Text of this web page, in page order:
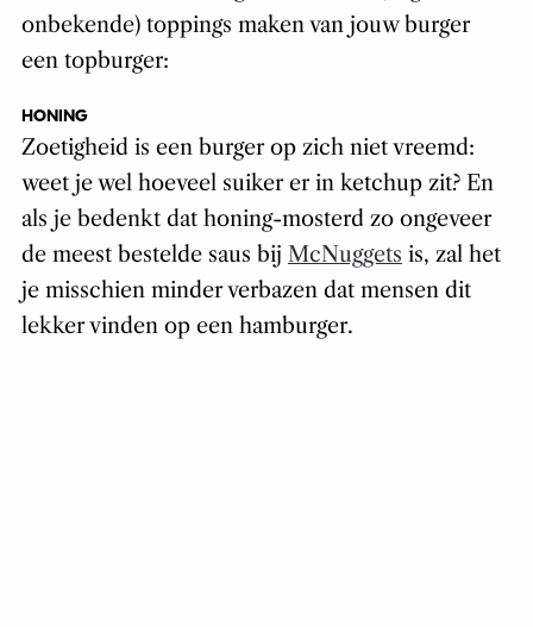
onbekende) toppings maken van jouw burger
een topburger:
HONING
Zoetigheid is een burger op zich niet vreemd:
weet je wel hoeveel suiker er in ketchup zit? En
als je bedenkt dat honing-mosterd zo ongeveer
de meest bestelde saus bij McNuggets is, zal het
je misschien minder verbazen dat mensen dit
lekker vinden op een hamburger.